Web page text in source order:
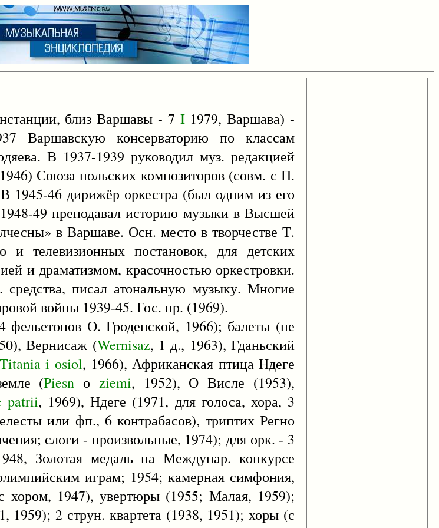
близ Варшавы - 7 I1979, Варшава) -
Варшавскую консерваторию по классам
В 1937-1939 руководил муз. редакцией
Союза польских композиторов (совм. с П.
1945-46 дирижёр оркестра (был одним из его
49 преподавал историю музыки в Высшей
в Варшаве. Осн. место в творчестве Т.
телевизионных постановок, для детских
и драматизмом, красочностью оркестровки.
писал атональную музыку. Многие
войны 1939-45. Гос. пр. (1969).
фельетонов О. Гроденской, 1966); балеты (не
Вернисаж (Wernisaz, 1 д., 1963), Гданьский
i osiol, 1966), Африканская птица Ндеге
(Piesn о ziemi, 1952), О Висле (1953),
patrii, 1969), Ндеге (1971, для голоса, хора, 3
или фп., 6 контрабасов), триптих Регно
слоги - произвольные, 1974); для орк. - 3
Золотая медаль на Междунар. конкурсе
играм; 1954; камерная симфония,
хором, 1947), увертюры (1955; Малая, 1959);
2 струн. квартета (1938, 1951); хоры (с